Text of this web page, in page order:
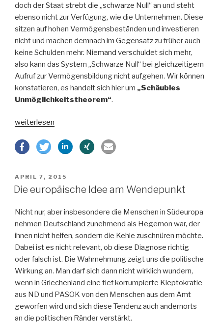
doch der Staat strebt die „schwarze Null“ an und steht
ebenso nicht zur Verfügung, wie die Unternehmen. Diese
sitzen auf hohen Vermögensbeständen und investieren
nicht und machen demnach im Gegensatz zu früher auch
keine Schulden mehr. Niemand verschuldet sich mehr,
also kann das System „Schwarze Null“ bei gleichzeitigem
Aufruf zur Vermögensbildung nicht aufgehen. Wir können
konstatieren, es handelt sich hier um „Schäubles
Unmöglichkeitstheorem“.
„Schäubles
weiterlesen
VERÖFFENTLICHT
AM
APRIL 7, 2015
Die europäische Idee am Wendepunkt
Nicht nur, aber insbesondere die Menschen in Südeuropa
nehmen Deutschland zunehmend als Hegemon war, der
ihnen nicht helfen, sondern die Kehle zuschnüren möchte.
Dabei ist es nicht relevant, ob diese Diagnose richtig
oder falsch ist. Die Wahrnehmung zeigt uns die politische
Wirkung an. Man darf sich dann nicht wirklich wundern,
wenn in Griechenland eine tief korrumpierte Kleptokratie
aus ND und PASOK von den Menschen aus dem Amt
geworfen wird und sich diese Tendenz auch andernorts
an die politischen Ränder verstärkt.